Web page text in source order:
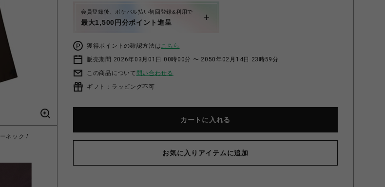
ネック /
会員登録後、ポケパル払い初回登録&利用で
最大1,500円分ポイント進呈
獲得ポイントの確認方法はこちら
販売期間 2026年03月01日 00時00分 〜 2050年02月14日 23時59分
この商品について 問い合わせる
ギフト：ラッピング不可
カートに入れる
お気に入りアイテムに追加